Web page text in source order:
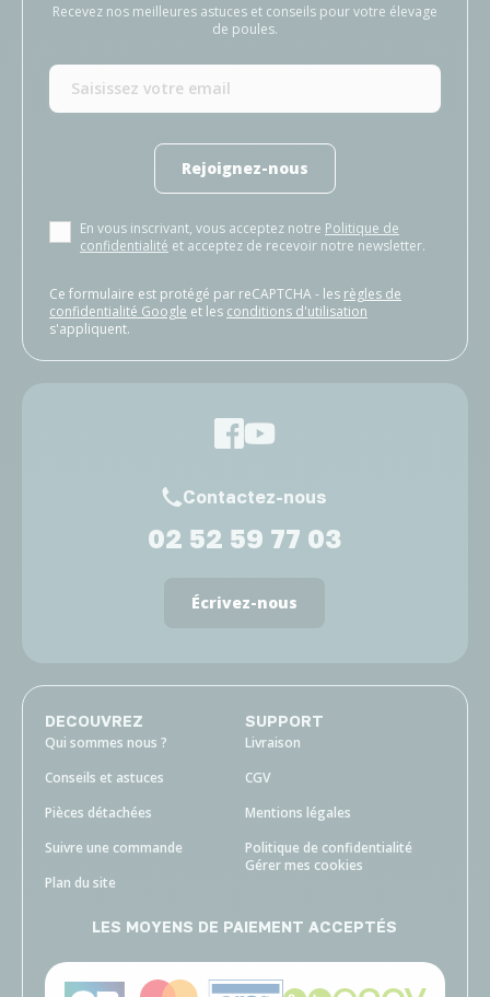
Recevez nos meilleures astuces et conseils pour votre élevage
de poules.
Rejoignez-nous
En vous inscrivant, vous acceptez notre Politique de
confidentialité et acceptez de recevoir notre newsletter.
Ce formulaire est protégé par reCAPTCHA - les règles de
confidentialité Google et les conditions d'utilisation
s'appliquent.
Contactez-nous
02 52 59 77 03
Écrivez-nous
DECOUVREZ
Qui sommes nous ?
Conseils et astuces
Pièces détachées
Suivre une commande
Plan du site
SUPPORT
Livraison
CGV
Mentions légales
Politique de confidentialité
Gérer mes cookies
LES MOYENS DE PAIEMENT ACCEPTÉS